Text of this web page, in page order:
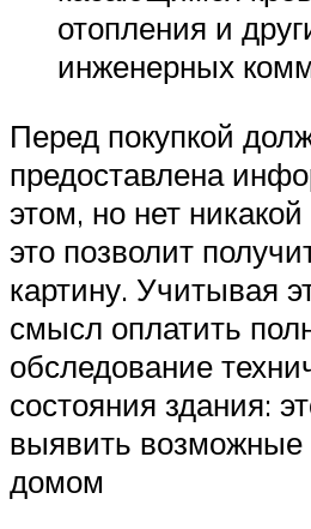
отопления и
инженерных
Перед покупкой
предоставлена
этом, но нет
это позволит
картину. Учитывая
смысл оплатить
обследование
состояния здания:
выявить
домом